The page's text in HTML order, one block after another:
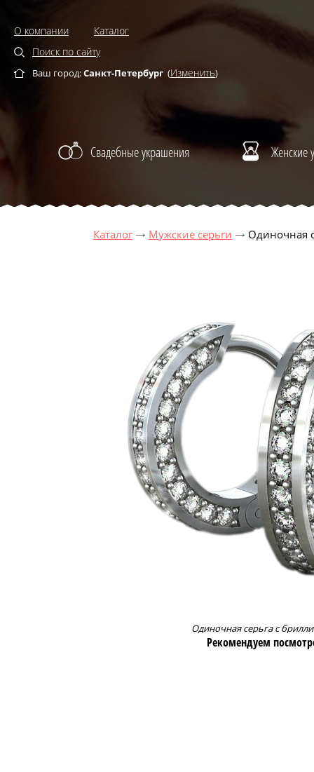
О компании
Каталог
Поиск по сайту
Ваш город:Санкт-Петербург (Изменить)
Свадебные украшения Женские
Каталог Мужские серьги Одиночная
Одиночная серьга с
Рекомендуем